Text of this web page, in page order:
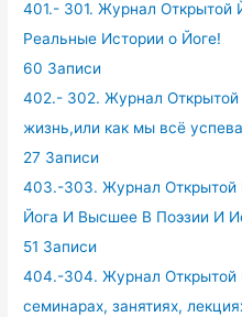
401.- 301. Журнал Открытой
Реальные Истории о Йоге!
60 Записи
402.- 302. Журнал Открытой
жизнь,или как мы всё
27 Записи
403.-303. Журнал Открытой
Йога И Высшее В Поэзии И
51 Записи
404.-304. Журнал Открытой
семинарах, занятиях,